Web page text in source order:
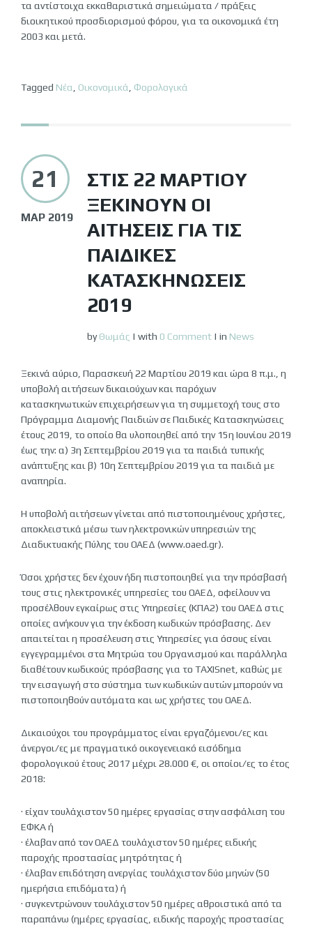
τα αντίστοιχα εκκαθαριστικά σημειώματα / πράξεις
διοικητικού προσδιορισμού φόρου, για τα οικονομικά έτη
2003 και μετά.
Tagged Νέα Οικονομικά Φορολογικά
21
ΜΑΡ 2019
ΣΤΙΣ 22 ΜΑΡΤΊΟΥ
ΞΕΚΙΝΟΎΝ ΟΙ
ΑΙΤΉΣΕΙΣ ΓΙΑ ΤΙΣ
ΠΑΙΔΙΚΈΣ
ΚΑΤΑΣΚΗΝΏΣΕΙΣ
2019
byΘωμάς | with 0 Comment | in News
Ξεκινά αύριο, Παρασκευή 22 Μαρτίου 2019 και ώρα 8 π.μ., η
υποβολή αιτήσεων δικαιούχων και παρόχων
κατασκηνωτικών επιχειρήσεων για τη συμμετοχή τους στο
Πρόγραμμα Διαμονής Παιδιών σε Παιδικές Κατασκηνώσεις
έτους 2019, το οποίο θα υλοποιηθεί από την 15η Ιουνίου 2019
έως την: α) 3η Σεπτεμβρίου 2019 για τα παιδιά τυπικής
ανάπτυξης και β) 10η Σεπτεμβρίου 2019 για τα παιδιά με
αναπηρία.
Η υποβολή αιτήσεων γίνεται από πιστοποιημένους χρήστες,
αποκλειστικά μέσω των ηλεκτρονικών υπηρεσιών της
Διαδικτυακής Πύλης του ΟΑΕΔ (www.oaed.gr).
Όσοι χρήστες δεν έχουν ήδη πιστοποιηθεί για την πρόσβασή
τους στις ηλεκτρονικές υπηρεσίες του ΟΑΕΔ, οφείλουν να
προσέλθουν εγκαίρως στις Υπηρεσίες (ΚΠΑ2) του ΟΑΕΔ στις
οποίες ανήκουν για την έκδοση κωδικών πρόσβασης. Δεν
απαιτείται η προσέλευση στις Υπηρεσίες για όσους είναι
εγγεγραμμένοι στα Μητρώα του Οργανισμού και παράλληλα
διαθέτουν κωδικούς πρόσβασης για το TAXISnet, καθώς με
την εισαγωγή στο σύστημα των κωδικών αυτών μπορούν να
πιστοποιηθούν αυτόματα και ως χρήστες του ΟΑΕΔ.
Δικαιούχοι του προγράμματος είναι εργαζόμενοι/ες και
άνεργοι/ες με πραγματικό οικογενειακό εισόδημα
φορολογικού έτους 2017 μέχρι 28.000 €, οι οποίοι/ες το έτος
2018:
· είχαν τουλάχιστον 50 ημέρες εργασίας στην ασφάλιση του
ΕΦΚΑ ή
· έλαβαν από τον ΟΑΕΔ τουλάχιστον 50 ημέρες ειδικής
παροχής προστασίας μητρότητας ή
· έλαβαν επιδότηση ανεργίας τουλάχιστον δύο μηνών (50
ημερήσια επιδόματα) ή
· συγκεντρώνουν τουλάχιστον 50 ημέρες αθροιστικά από τα
παραπάνω (ημέρες εργασίας, ειδικής παροχής προστασίας